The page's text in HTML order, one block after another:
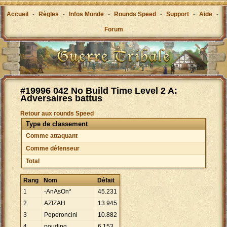
Accueil - Règles - Infos Monde - Rounds Speed - Support - Aide -
Forum
#19996 042 No Build Time Level 2 A:
Adversaires battus
Retour aux rounds Speed
Type de classement
Comme attaquant
Comme défenseur
Total
Rang Nom
Défait
1
-AnAsOn* 45.231
2
AZIZAH 13.945
3
Peperoncini 10.882